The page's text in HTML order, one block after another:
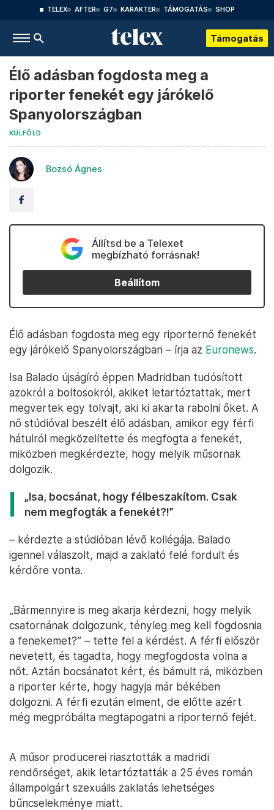
TELEX AFTER G7 KARAKTER TÁMOGATÁS SHOP
Támogatás
Élő adásban fogdosta meg a
riporter fenekét egy járókelő
Spanyolországban
KÜLFÖLD
Bozsó Ágnes
Állítsd be a Telexet
megbízható forrásnak!
Beállítom
Élő adásban fogdosta meg egy riporternő fenekét
egy járókelő Spanyolországban – írja az Euronews.
Isa Balado újságíró éppen Madridban tudósított
azokról a boltosokról, akiket letartóztattak, mert
megvertek egy tolvajt, aki ki akarta rabolni őket. A
nő stúdióval beszélt élő adásban, amikor egy férfi
hátulról megközelítette és megfogta a fenekét,
miközben megkérdezte, hogy melyik műsornak
dolgozik.
„Isa, bocsánat, hogy félbeszakítom. Csak
nem megfogták a fenekét?!”
– kérdezte a stúdióban lévő kollégája. Balado
igennel válaszolt, majd a zaklató felé fordult és
kérdőre vonta.
„Bármennyire is meg akarja kérdezni, hogy melyik
csatornának dolgozunk, tényleg meg kell fogdosnia
a fenekemet?” – tette fel a kérdést. A férfi először
nevetett, és tagadta, hogy megfogdosta volna a
nőt. Aztán bocsánatot kért, és bámult rá, miközben
a riporter kérte, hogy hagyja már békében
dolgozni. A férfi ezután elment, de előtte azért
még megpróbálta megtapogatni a riporternő fejét.
A műsor producerei riasztották a madridi
rendőrséget, akik letartóztatták a 25 éves román
állampolgárt szexuális zaklatás lehetséges
bűncselekménye miatt.